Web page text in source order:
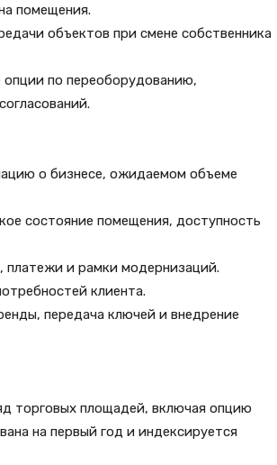
помещения.
объектов при смене собственника
по переоборудованию,
о бизнесе, ожидаемом объеме
состояние помещения, доступность
платежи и рамки модернизаций.
клиента.
передача ключей и внедрение
торговых площадей, включая опцию
на первый год и индексируется